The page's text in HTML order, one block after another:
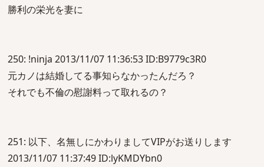
勝利の栄光を妻に
250: !ninja 2013/11/07 11:36:53 ID:B9779c3R0
元カノは結婚してる事知らなかったんだろ？
それでも不倫の慰謝料って取れるの？
251: 以下、名無しにかわりましてVIPがお送りします
2013/11/07 11:37:49 ID:lyKMDYbn0